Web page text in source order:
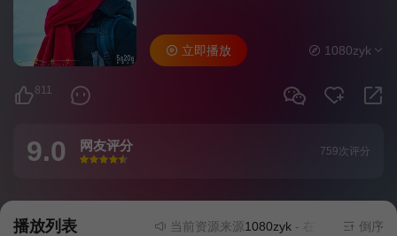
811
立即播放 1080zyk
9.0 网友评分
很差
较差还行推荐力荐
759次评分
播放列表 当前资源来源1080zyk- 在线播放,无需安装
倒序